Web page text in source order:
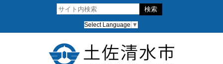
Select Language ▼